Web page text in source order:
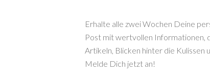
Erhalte alle zwei Wochen Deine
Post mit wertvollen Informationen,
Artikeln, Blicken hinter die Kulissen
Melde Dich jetzt an!